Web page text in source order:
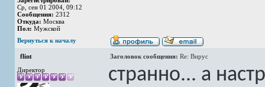
Ср, сен 01 2004, 09:12
Сообщения: 2312
Откуда: Москва
Пол: Мужской
Вернуться к началу
flint Заголовок сообщения: Re: Вирус
Директор
странно... а